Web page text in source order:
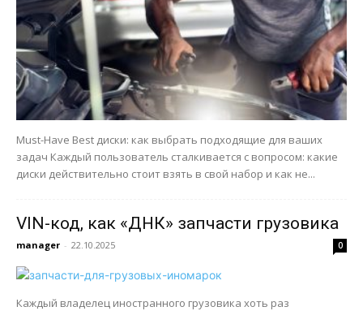
Must-Have Best диски: как выбрать подходящие для ваших
задач Каждый пользователь сталкивается с вопросом: какие
диски действительно стоит взять в свой набор и как не...
VIN-код, как «ДНК» запчасти грузовика
manager - 22.10.2025 0
Каждый владелец иностранного грузовика хоть раз